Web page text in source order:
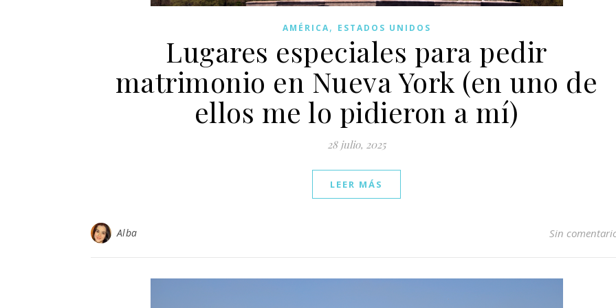
AMÉRICA, ESTADOS UNIDOS
Lugares especiales para pedir
matrimonio en Nueva York (en uno de
ellos me lo pidieron a mí)
28 julio, 2025
LEER MÁS
Alba Sin